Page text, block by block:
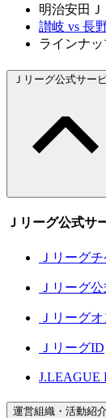
明治安田
讃岐 vs 長
ラインナッ
Ｊリーグ公式サー
Ｊリーグ公式サ
Ｊリーグ
Ｊリーグ
Ｊリーグ
ＪリーグID
J.LEAGUE
運営組織・活動紹